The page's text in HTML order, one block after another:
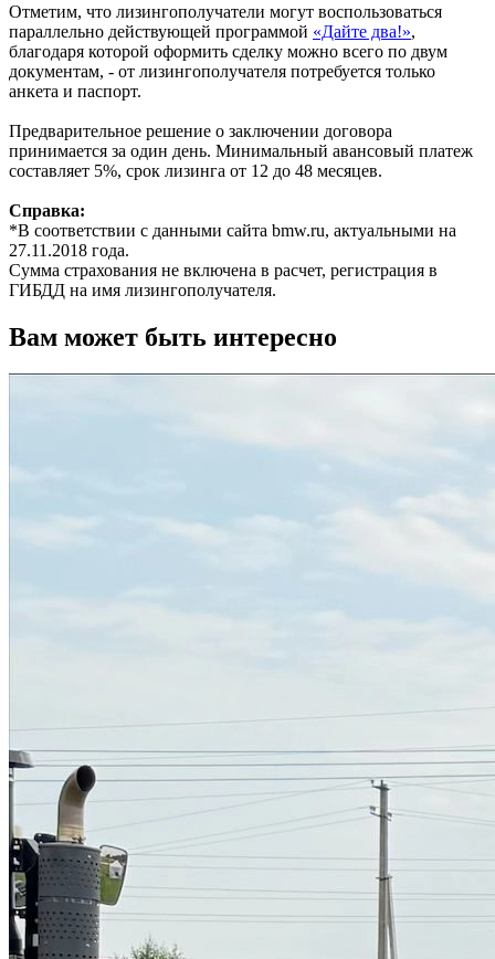
Отметим, что лизингополучатели могут воспользоваться
параллельно действующей программой «Дайте два!»,
благодаря которой оформить сделку можно всего по двум
документам, - от лизингополучателя потребуется только
анкета и паспорт.
Предварительное решение о заключении договора
принимается за один день. Минимальный авансовый платеж
составляет 5%, срок лизинга от 12 до 48 месяцев.
Справка:
*В соответствии с данными сайта bmw.ru, актуальными на
27.11.2018 года.
Сумма страхования не включена в расчет, регистрация в
ГИБДД на имя лизингополучателя.
Вам может быть интересно